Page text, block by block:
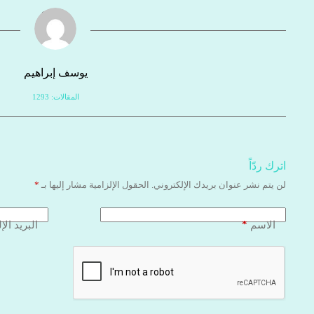
يوسف إبراهيم
المقالات: 1293
اترك ردّاً
لن يتم نشر عنوان بريدك الإلكتروني. الحقول الإلزامية مشار إليها بـ *
الاسم* البريد